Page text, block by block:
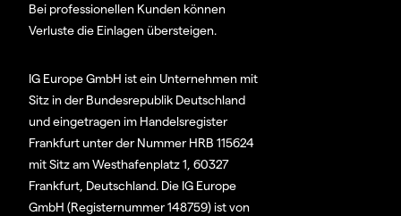
Bei professionellen Kunden können
Verluste die Einlagen übersteigen.
IG Europe GmbH ist ein Unternehmen mit
Sitz in der Bundesrepublik Deutschland
und eingetragen im Handelsregister
Frankfurt unter der Nummer HRB 115624
mit Sitz am Westhafenplatz 1, 60327
Frankfurt, Deutschland. Die IG Europe
GmbH (Registernummer 148759) ist von